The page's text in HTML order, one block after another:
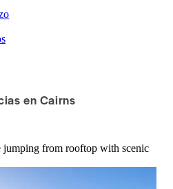
en Cairns
jumping from rooftop with scenic